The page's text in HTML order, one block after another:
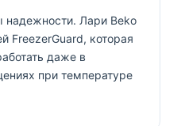
надежности. Лари Beko
FreezerGuard, которая
даже в
при температуре